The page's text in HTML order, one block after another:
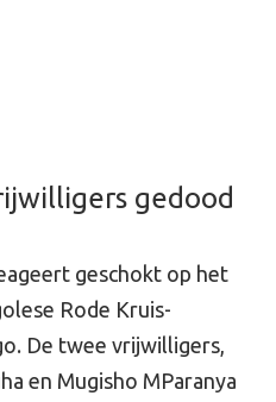
gedood
geschokt op het
Rode Kruis-
De twee vrijwilligers,
en Mugisho MParanya